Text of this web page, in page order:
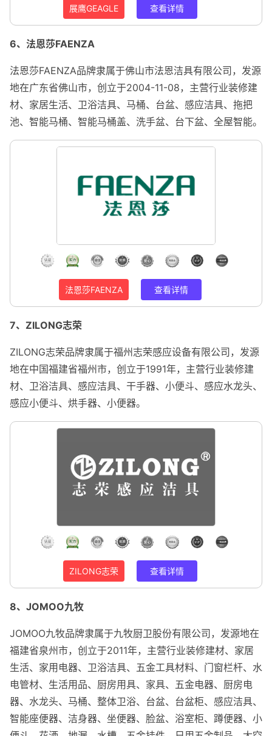
展鹰GEAGLE 查看详情
6、法恩莎FAENZA
法恩莎FAENZA品牌隶属于佛山市法恩洁具有限公司，发源
地在广东省佛山市，创立于2004-11-08，主营行业装修建
材、家居生活、卫浴洁具、马桶、台盆、感应洁具、拖把
池、智能马桶、智能马桶盖、洗手盆、台下盆、全屋智能。
法恩莎FAENZA 查看详情
7、ZILONG志荣
ZILONG志荣品牌隶属于福州志荣感应设备有限公司，发源
地在中国福建省福州市，创立于1991年，主营行业装修建
材、卫浴洁具、感应洁具、干手器、小便斗、感应水龙头、
感应小便斗、烘手器、小便器。
ZILONG志荣 查看详情
8、JOMOO九牧
JOMOO九牧品牌隶属于九牧厨卫股份有限公司，发源地在
福建省泉州市，创立于2011年，主营行业装修建材、家居
生活、家用电器、卫浴洁具、五金工具材料、门窗栏杆、水
电管材、生活用品、厨房用具、家具、五金电器、厨房电
器、水龙头、马桶、整体卫浴、台盆、台盆柜、感应洁具、
智能座便器、洁身器、坐便器、脸盆、浴室柜、蹲便器、小